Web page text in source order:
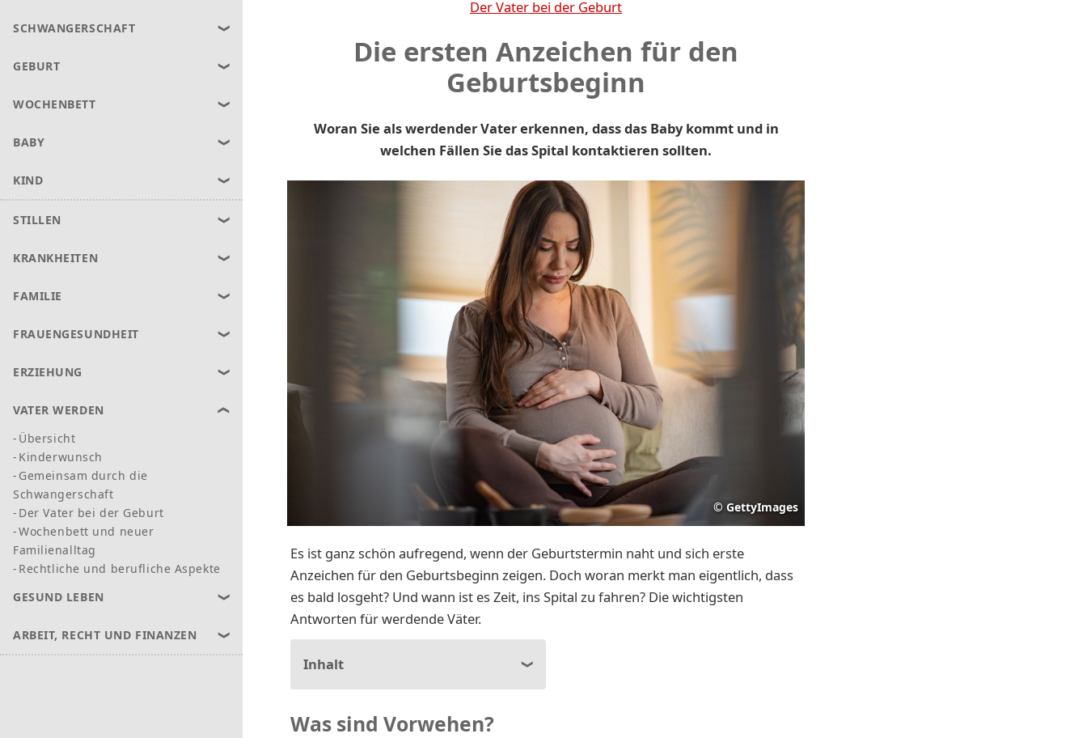
SCHWANGERSCHAFT
GEBURT
WOCHENBETT
BABY
KIND
STILLEN
KRANKHEITEN
FAMILIE
FRAUENGESUNDHEIT
ERZIEHUNG
VATER WERDEN
Übersicht
Kinderwunsch
Gemeinsam durch die
Schwangerschaft
Der Vater bei der Geburt
Wochenbett und neuer
Familienalltag
Rechtliche und berufliche Aspekte
GESUND LEBEN
ARBEIT, RECHT UND FINANZEN
Der Vater bei der Geburt
Die ersten Anzeichen für den
Geburtsbeginn
Woran Sie als werdender Vater erkennen, dass das Baby kommt und in
welchen Fällen Sie das Spital kontaktieren sollten.
© GettyImages
Es ist ganz schön aufregend, wenn der Geburtstermin naht und sich erste
Anzeichen für den Geburtsbeginn zeigen. Doch woran merkt man eigentlich, dass
es bald losgeht? Und wann ist es Zeit, ins Spital zu fahren? Die wichtigsten
Antworten für werdende Väter.
Inhalt
Was sind Vorwehen?